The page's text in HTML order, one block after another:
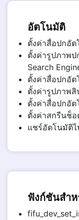
อัตโนมัติ
ตั้งค่าสื่อปกอั
ตั้งค่ารูปภาพ
Search
ตั้งค่าสื่อปกอัต
ตั้งค่ารูปภาพ
ตั้งค่าสื่อปกอัต
ตั้งค่าสกรีนช็
แชร์อัตโนมัติไ
ฟังก์ชันสำ